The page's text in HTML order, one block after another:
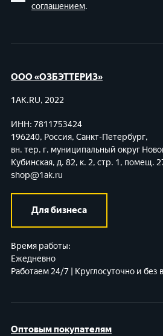
соглашением.
Оптовым покупателям
ООО «ОЗБЭТТЕРИЗ»
1AK.RU, 2022
ИНН: 7811753424
196240, Россия, Санкт-Петербург,
вн. тер. г. муниципальный округ
Кубинская, д. 82, к. 2, стр. 1, помещ.
shop@1ak.ru
Для бизнеса
Время работы:
Ежедневно
Работаем 24/7 | Круглосуточно и без